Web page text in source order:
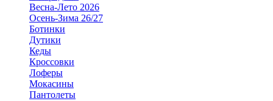
Весна-Лето 2026
Осень-Зима 26/27
Ботинки
Дутики
Кеды
Кроссовки
Лоферы
Мокасины
Пантолеты